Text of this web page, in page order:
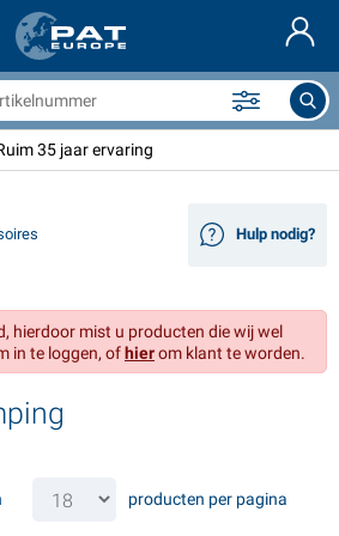
Aspöck
35 jaar ervaring
Hulp nodig?
hierdoor mist u producten die wij wel
in te loggen, ofhierom klant te worden.
producten per pagina